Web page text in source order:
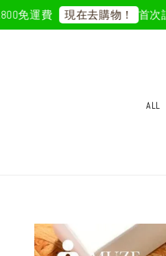
運費 現在去購物！ 首次註
ALL